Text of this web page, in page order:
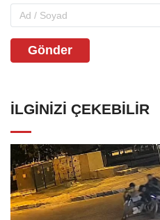
Gönder
İLGINIZI ÇEKEBILIR